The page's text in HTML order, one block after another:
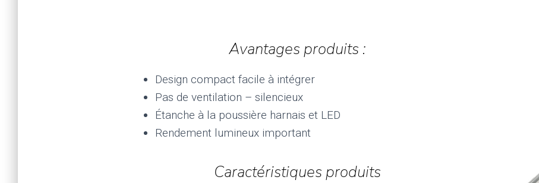
Avantages produits :
Design compact facile à intégrer
Pas de ventilation – silencieux
Étanche à la poussière harnais et LED
Rendement lumineux important
Caractéristiques produits